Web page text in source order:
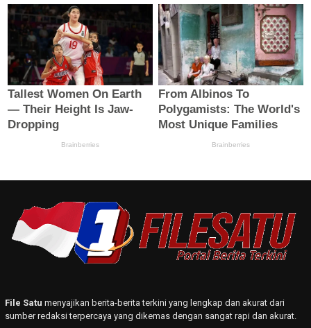
File Satu menyajikan berita-berita terkini yang lengkap dan akurat dari
sumber redaksi terpercaya yang dikemas dengan sangat rapi dan akurat.